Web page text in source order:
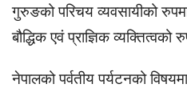
गुरुङको परिचय व्यवसायीको
बौद्धिक एवं प्राज्ञिक व्यक्तित्वको
नेपालको पर्वतीय पर्यटनको